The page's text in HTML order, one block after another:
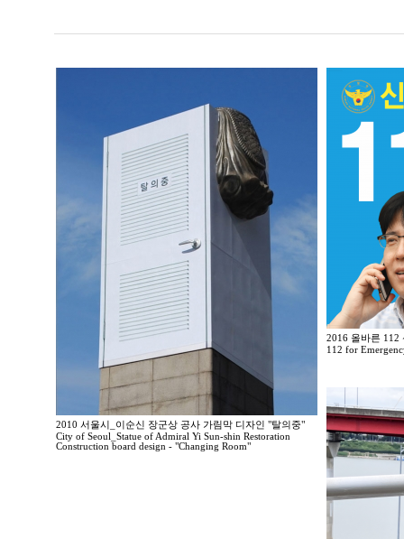
2010 서울시_이순신 장군상 공사 가림막 디자인 "탈의중"
City of Seoul_Statue of Admiral Yi Sun-shin Restoration
Construction board design - "Changing Room"
2016 올바른 112
112 for